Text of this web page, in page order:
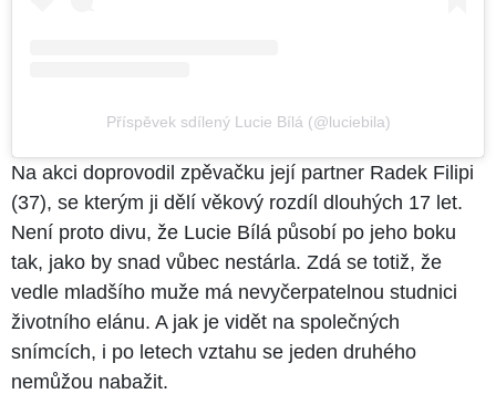
Příspěvek sdílený Lucie Bílá (@luciebila)
Na akci doprovodil zpěvačku její partner Radek Filipi
(37), se kterým ji dělí věkový rozdíl dlouhých 17 let.
Není proto divu, že Lucie Bílá působí po jeho boku
tak, jako by snad vůbec nestárla. Zdá se totiž, že
vedle mladšího muže má nevyčerpatelnou studnici
životního elánu. A jak je vidět na společných
snímcích, i po letech vztahu se jeden druhého
nemůžou nabažit.